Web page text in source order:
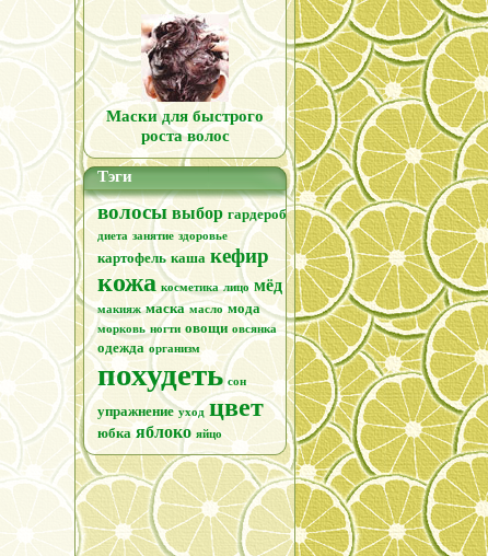
Маски для быстрого
роста волос
Тэги
волосы выбор гардероб
диета занятие здоровье
картофель каша кефир
кожа косметика лицо мёд
макияж маска масло мода
морковь ногти овощи овсянка
одежда организм
похудеть сон
упражнение уход цвет
юбка яблоко яйцо